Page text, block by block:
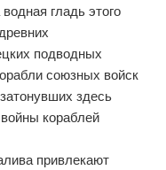
гладь этого
подводных
союзных войск
здесь
кораблей
привлекают